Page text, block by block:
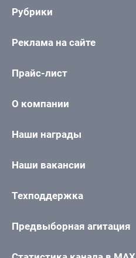
Рубрики
Реклама на сайте
Прайс-лист
О компании
Наши награды
Наши вакансии
Техподдержка
Предвыборная агитация